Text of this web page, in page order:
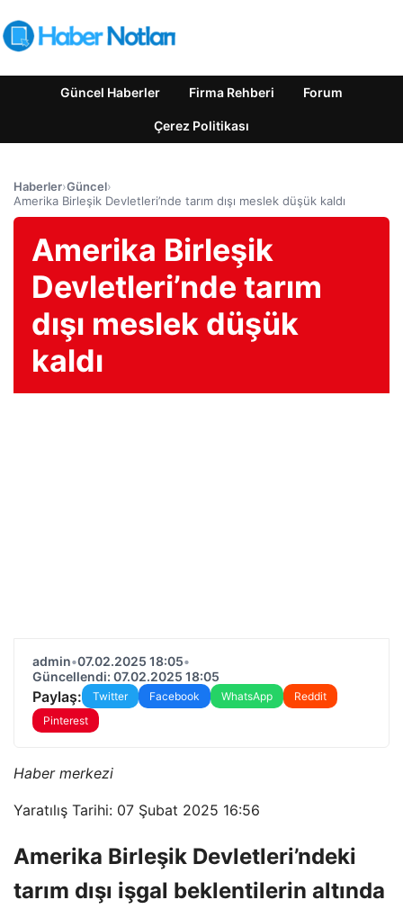
Güncel Haberler Firma Rehberi Forum
Çerez Politikası
Haberler›Güncel›
Amerika Birleşik Devletleri’nde tarım dışı meslek düşük kaldı
Amerika Birleşik
Devletleri’nde tarım
dışı meslek düşük
kaldı
admin•07.02.2025 18:05•
Güncellendi: 07.02.2025 18:05
Paylaş: Twitter Facebook WhatsApp
Reddit
Pinterest
Haber merkezi
Yaratılış Tarihi: 07 Şubat 2025 16:56
Amerika Birleşik Devletleri’ndeki
tarım dışı işgal beklentilerin altında